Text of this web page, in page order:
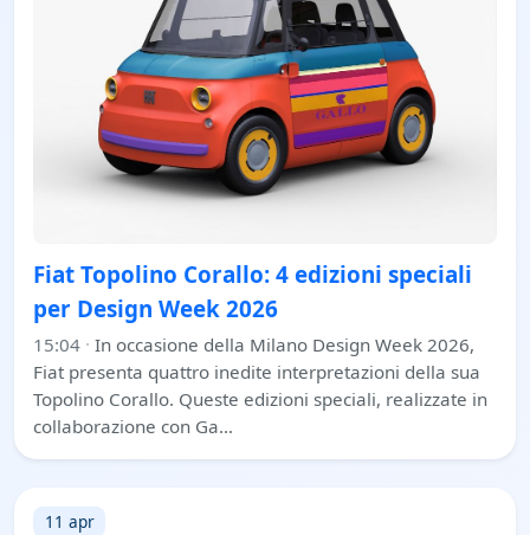
Fiat Topolino Corallo: 4 edizioni speciali
per Design Week 2026
15:04 · In occasione della Milano Design Week 2026,
Fiat presenta quattro inedite interpretazioni della sua
Topolino Corallo. Queste edizioni speciali, realizzate in
collaborazione con Ga…
11 apr